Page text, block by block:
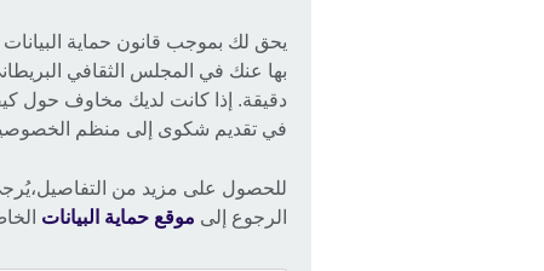
يحق لك بموجب قانون حماية
بها عنك في المجلس الثقافي
دقيقة. إذا كانت لديك مخاوف حول
في تقديم شكوى إلى منظم
للحصول على مزيد من
الرجوع إلى موقع حماية البيانات